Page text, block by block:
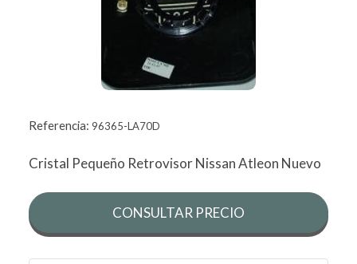
Referencia: 96365-LA70D
Cristal Pequeño Retrovisor Nissan Atleon Nuevo
CONSULTAR PRECIO